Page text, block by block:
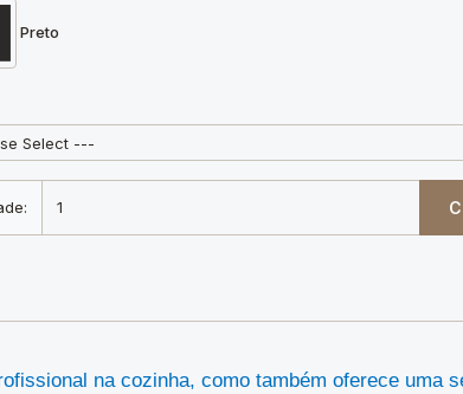
Preto
na cozinha, como também oferece uma